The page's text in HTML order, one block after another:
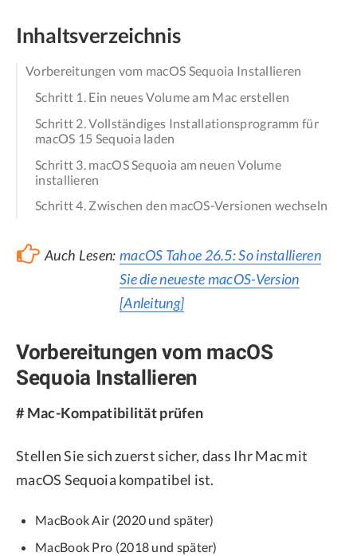
Inhaltsverzeichnis
Vorbereitungen vom macOS Sequoia Installieren
Schritt 1. Ein neues Volume am Mac erstellen
Schritt 2. Vollständiges Installationsprogramm für
macOS 15 Sequoia laden
Schritt 3. macOS Sequoia am neuen Volume
installieren
Schritt 4. Zwischen den macOS-Versionen wechseln
Auch Lesen: macOS Tahoe 26.5: So installieren
Sie die neueste macOS-Version
[Anleitung]
Vorbereitungen vom macOS
Sequoia Installieren
# Mac-Kompatibilität prüfen
Stellen Sie sich zuerst sicher, dass Ihr Mac mit
macOS Sequoia kompatibel ist.
MacBook Air (2020 und später)
MacBook Pro (2018 und später)